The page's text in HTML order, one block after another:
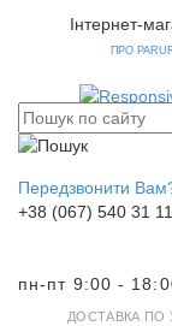
Інтернет-
ПРО
Передзвонити
+38 (067) 540 31 11
пн-пт 9:00 -
ДОСТАВКА ПО